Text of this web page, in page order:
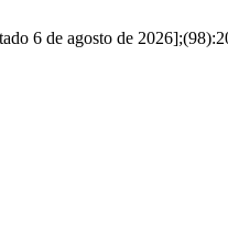
6 de agosto de